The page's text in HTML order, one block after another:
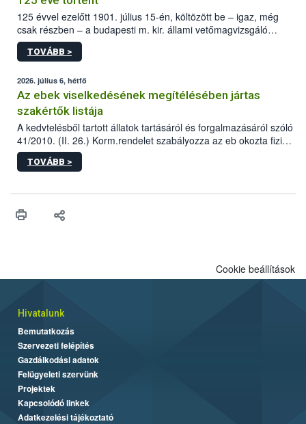
125 évvel ezelőtt 1901. július 15-én, költözött be – igaz, még
csak részben – a budapesti m. kir. állami vetőmagvizsgáló
állomás a Kis Rókus utca 15. szám alatti, Czigler Győző által
tervezett új épületébe.
TOVÁBB >
2026. július 6, hétfő
Az ebek viselkedésének megítélésében jártas
szakértők listája
A kedvtelésből tartott állatok tartásáról és forgalmazásáról szóló
41/2010. (II. 26.) Korm.rendelet szabályozza az eb okozta fizikai
sérülés, illetve ennek veszélye keletkezésekor felmerülő
hatósági feladatokat, valamint a veszélyes eb tartását és annak
vonni az ebek viselkedésének megítélésében jártas szakértőt.
TOVÁBB >
Cookie beállítások
Hivatalunk
Bemutatkozás
Szervezeti felépítés
Gazdálkodási adatok
Felügyeleti szervünk
Projektek
Kapcsolódó linkek
Adatkezelési tájékoztató